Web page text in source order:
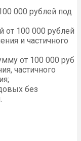
000 рублей под
от 100 000 рублей
и частичного
от 100 000 руб
частичного
без